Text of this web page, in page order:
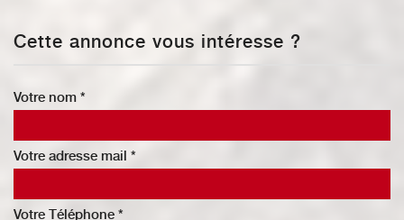
Cette annonce vous intéresse ?
Votre nom *
Votre adresse mail *
Votre Téléphone *